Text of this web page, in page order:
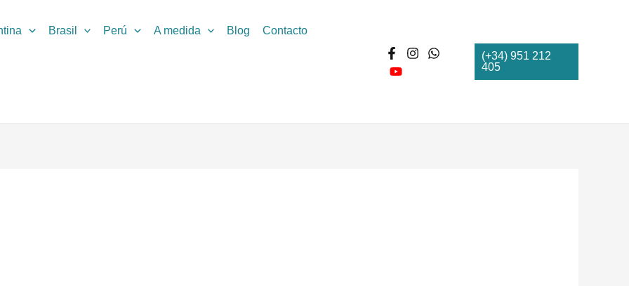
Brasil Perú A medida Blog Contacto
(+34) 951 212
405